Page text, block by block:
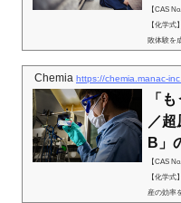
【CAS
【化学
敗体験を
今回ご
の製法改
Chemia https://chemia.manac-
「
／超
B」
【CAS
【化学式
産の効率